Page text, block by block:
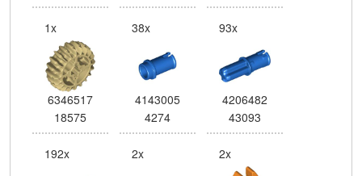
1x
6346517
18575
38x
4143005
4274
93x
4206482
43093
192x 2x 2x